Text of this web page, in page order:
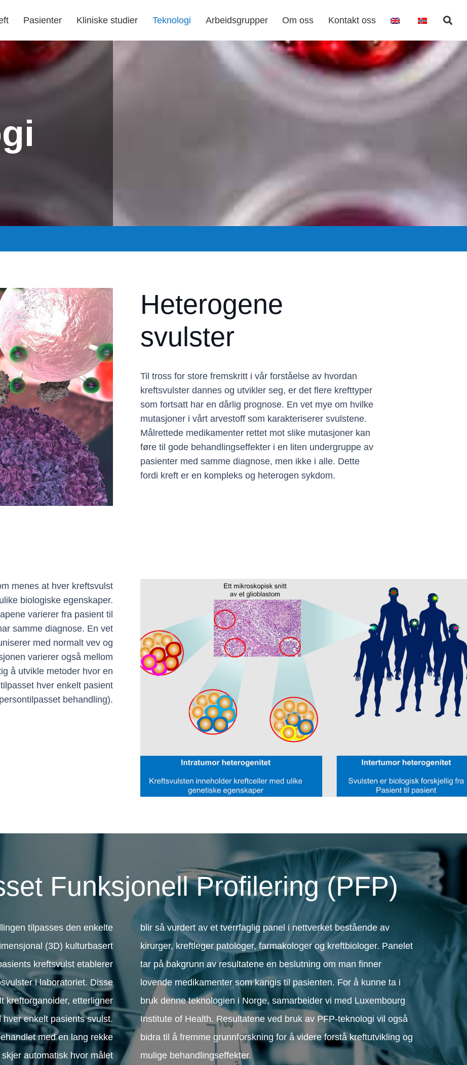
Pasienter Kliniske studier Teknologi Arbeidsgrupper Om oss Kontakt oss
Heterogene
svulster
Til tross for store fremskritt i vår forståelse av hvordan
kreftsvulster dannes og utvikler seg, er det flere krefttyper
som fortsatt har en dårlig prognose. En vet mye om hvilke
mutasjoner i vårt arvestoff som karakteriserer svulstene.
Målrettede medikamenter rettet mot slike mutasjoner kan
føre til gode behandlingseffekter i en liten undergruppe av
pasienter med samme diagnose, men ikke i alle. Dette
fordi kreft er en kompleks og heterogen sykdom.
menes at hver kreftsvulst
biologiske egenskaper.
varierer fra pasient til
samme diagnose. En vet
med normalt vev og
varierer også mellom
å utvikle metoder hvor en
hver enkelt pasient
behandling).
Funksjonell Profilering (PFP)
tilpasses den enkelte
(3D) kulturbasert
kreftsvulst etablerer
i laboratoriet. Disse
kreftorganoider, etterligner
enkelt pasients svulst.
med en lang rekke
automatisk hvor målet
blir så vurdert av et tverrfaglig panel i nettverket bestående av
kirurger, kreftleger patologer, farmakologer og kreftbiologer. Panelet
tar på bakgrunn av resultatene en beslutning om man finner
lovende medikamenter som kangis til pasienten. For å kunne ta i
bruk denne teknologien i Norge, samarbeider vi med Luxembourg
Institute of Health. Resultatene ved bruk av PFP-teknologi vil også
bidra til å fremme grunnforskning for å videre forstå kreftutvikling og
mulige behandlingseffekter.